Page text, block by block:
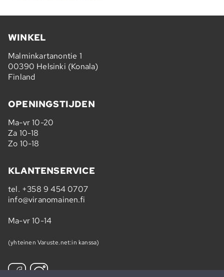
WINKEL
Malminkartanontie 1
00390 Helsinki (Konala)
Finland
OPENINGSTIJDEN
Ma-vr 10-20
Za 10-18
Zo 10-18
KLANTENSERVICE
tel. +358 9 454 0707
info@viranomainen.fi
Ma-vr 10-14
(yhteinen Varuste.net:in kanssa)